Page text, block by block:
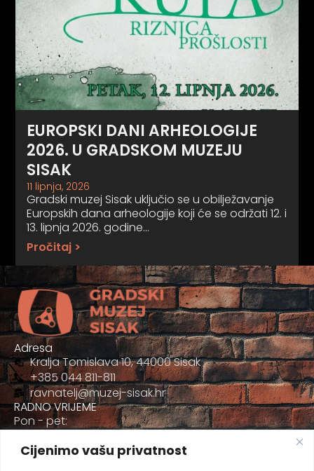
Cijenimo vašu privatnost
EUROPSKI DANI ARHEOLOGIJE
2026. U GRADSKOM MUZEJU
SISAK
11 lipnja, 2026
Gradski muzej Sisak uključio se u obilježavanje
Europskih dana arheologije koji će se održati 12. i
13. lipnja 2026. godine…
Pročitaj >
Adresa
Kralja Tomislava 10, 44000 Sisak
+385 044 811-811
ravnatelj@muzej-sisak.hr
RADNO VRIJEME
Pon - pet:
Sub